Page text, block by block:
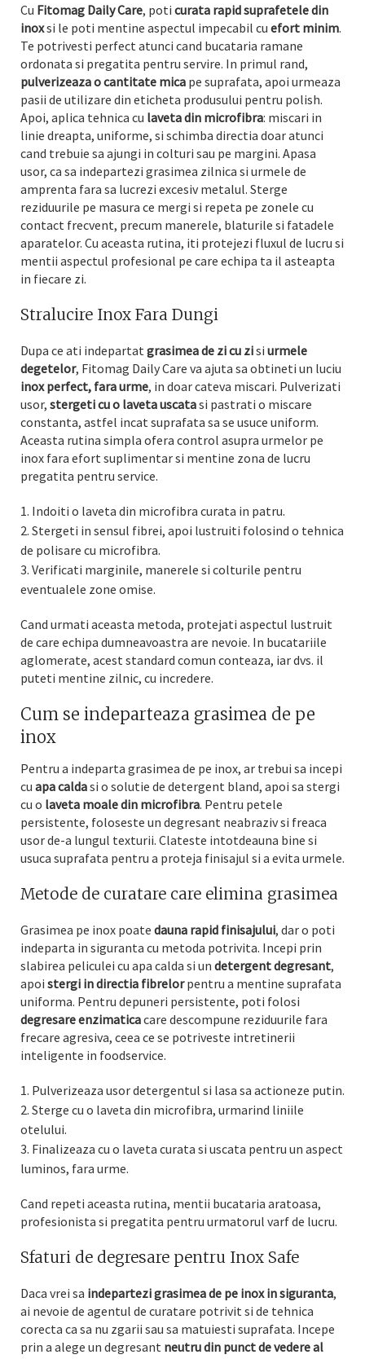
Cu Fitomag Daily Care, poti curata rapid suprafetele din
inoxsi le poti mentine aspectul impecabil cu efort minim.
Te potrivesti perfect atunci cand bucataria ramane
ordonata si pregatita pentru servire. In primul rand,
pulverizeaza o cantitate mica pe suprafata, apoi urmeaza
pasii de utilizare din eticheta produsului pentru polish.
Apoi, aplica tehnica cu laveta din microfibra: miscari in
linie dreapta, uniforme, si schimba directia doar atunci
cand trebuie sa ajungi in colturi sau pe margini. Apasa
usor, ca sa indepartezi grasimea zilnica si urmele de
amprenta fara sa lucrezi excesiv metalul. Sterge
reziduurile pe masura ce mergi si repeta pe zonele cu
contact frecvent, precum manerele, blaturile si fatadele
aparatelor. Cu aceasta rutina, iti protejezi fluxul de lucru si
mentii aspectul profesional pe care echipa ta il asteapta
in fiecare zi.
Stralucire Inox Fara Dungi
Dupa ce ati indepartat grasimea de zi cu zisi urmele
degetelor, Fitomag Daily Care va ajuta sa obtineti un luciu
inox perfect, fara urme, in doar cateva miscari. Pulverizati
usor, stergeti cu o laveta uscatasi pastrati o miscare
constanta, astfel incat suprafata sa se usuce uniform.
Aceasta rutina simpla ofera control asupra urmelor pe
inox fara efort suplimentar si mentine zona de lucru
pregatita pentru service.
Indoiti o laveta din microfibra curata in patru.
Stergeti in sensul fibrei, apoi lustruiti folosind o tehnica
de polisare cu microfibra.
Verificati marginile, manerele si colturile pentru
eventualele zone omise.
Cand urmati aceasta metoda, protejati aspectul lustruit
de care echipa dumneavoastra are nevoie. In bucatariile
aglomerate, acest standard comun conteaza, iar dvs. il
puteti mentine zilnic, cu incredere.
Cum se indeparteaza grasimea de pe
inox
Pentru a indeparta grasimea de pe inox, ar trebui sa incepi
cu apa caldasi o solutie de detergent bland, apoi sa stergi
cu o laveta moale din microfibra. Pentru petele
persistente, foloseste un degresant neabraziv si freaca
usor de-a lungul texturii. Clateste intotdeauna bine si
usuca suprafata pentru a proteja finisajul si a evita urmele.
Metode de curatare care elimina grasimea
Grasimea pe inox poate dauna rapid finisajului, dar o poti
indeparta in siguranta cu metoda potrivita. Incepi prin
slabirea peliculei cu apa calda si un detergent degresant,
apoi stergi in directia fibrelorpentru a mentine suprafata
uniforma. Pentru depuneri persistente, poti folosi
degresare enzimaticacare descompune reziduurile fara
frecare agresiva, ceea ce se potriveste intretinerii
inteligente in foodservice.
Pulverizeaza usor detergentul si lasa sa actioneze putin.
Sterge cu o laveta din microfibra, urmarind liniile
otelului.
Finalizeaza cu o laveta curata si uscata pentru un aspect
luminos, fara urme.
Cand repeti aceasta rutina, mentii bucataria aratoasa,
profesionista si pregatita pentru urmatorul varf de lucru.
Sfaturi de degresare pentru Inox Safe
Daca vrei sa indepartezi grasimea de pe inox in siguranta,
ai nevoie de agentul de curatare potrivit si de tehnica
corecta ca sa nu zgarii sau sa matuiesti suprafata. Incepe
prin a alege un degresant neutru din punct de vedere al